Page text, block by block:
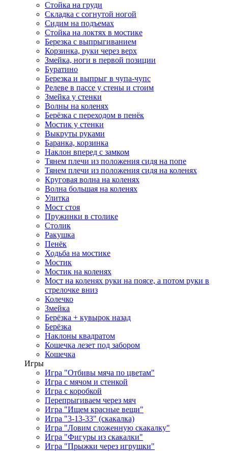
Стойка на груди
Складка с согнутой ногой
Сидим на подъемах
Стойка на локтях в мостике
Березка с выпрыгиванием
Корзинка, руки через верх
Змейка, ноги в первой позиции
Буратино
Березка и выпрыг в чупа-чупс
Релеве в пассе у стены и стоим
Змейка у стенки
Волны на коленях
Берёзка с переходом в пенёк
Мостик у стенки
Выкруты руками
Баранка, корзинка
Наклон вперед с замком
Тянем плечи из положения сидя на попе
Тянем плечи из положения сидя на коленях
Круговая волна на коленях
Волна большая на коленях
Улитка
Мост стоя
Пружинки в столике
Столик
Ракушка
Пенёк
Ходьба на мостике
Мостик
Мостик на коленях
Мост на коленях руки на поясе, а потом руки в
стрелочке вниз
Колечко
Змейка
Берёзка + кувырок назад
Берёзка
Наклоны квадратом
Кошечка лезет под забором
Кошечка
Игры
Игра "Отбивы мяча по цветам"
Игра с мячом и стенкой
Игра с коробкой
Перепрыгиваем через мяч
Игра "Ищем красные вещи"
Игра "3-13-33" (скакалка)
Игра "Ловим сложенную скакалку"
Игра "Фигуры из скакалки"
Игра "Прыжки через игрушки"